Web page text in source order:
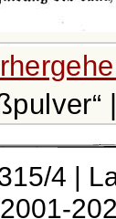
4 |